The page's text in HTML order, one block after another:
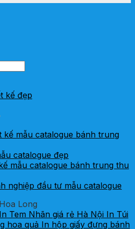
kế đẹp
Table of Content
kế mẫu catalogue bánh trung
catalogue đẹp
mẫu catalogue bánh trung thu
nghiệp đầu tư mẫu catalogue
Long
In Tem Nhãn giá rẻ Hà Nội In Túi
hoa quả In hộp giấy đựng bánh